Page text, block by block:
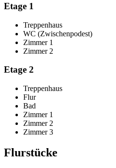
Etage 1
Treppenhaus
WC (Zwischenpodest)
Zimmer 1
Zimmer 2
Etage 2
Treppenhaus
Flur
Bad
Zimmer 1
Zimmer 2
Zimmer 3
Flurstücke